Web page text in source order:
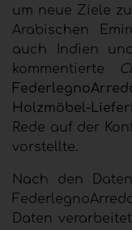
um neue Ziele
Arabischen
auch Indien
kommentierte
Holzmöbel-
Rede auf der
vorstellte.
Nach den
Daten